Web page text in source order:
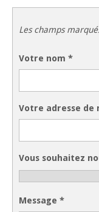
Les champs
Votre nom *
Votre adresse de
Vous souhaitez
Message *